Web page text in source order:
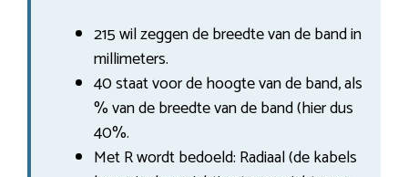
215 wil zeggen de breedte van de band in
millimeters.
40 staat voor de hoogte van de band, als
% van de breedte van de band (hier dus
40%.
Met R wordt bedoeld: Radiaal (de kabels